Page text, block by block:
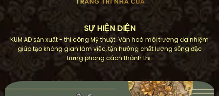
SỰ HIỆN DIỆN
KUM AD sản xuất - thi công Mỹ thuật. Văn hoá môi trường đa nhiệm
giúp tạo không gian làm việc, tận hưởng chất lượng sống đặc
trưng phong cách thành thị.